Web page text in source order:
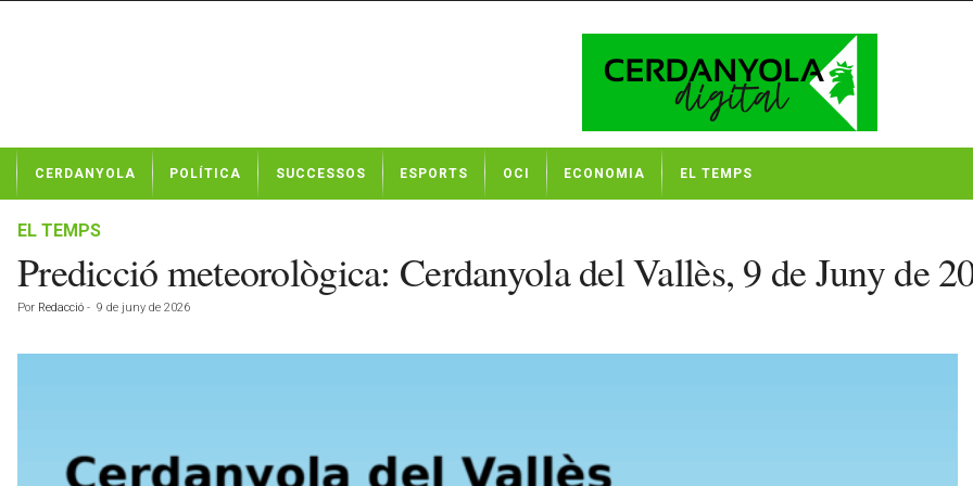
t
CERDANYOLA POLÍTICA SUCCESSOS ESPORTS OCI ECONOMIA EL TEMPS
EL TEMPS
Predicció meteorològica: Cerdanyola del Vallès, 9 de Juny de
Por Redacció - 9 de juny de 2026